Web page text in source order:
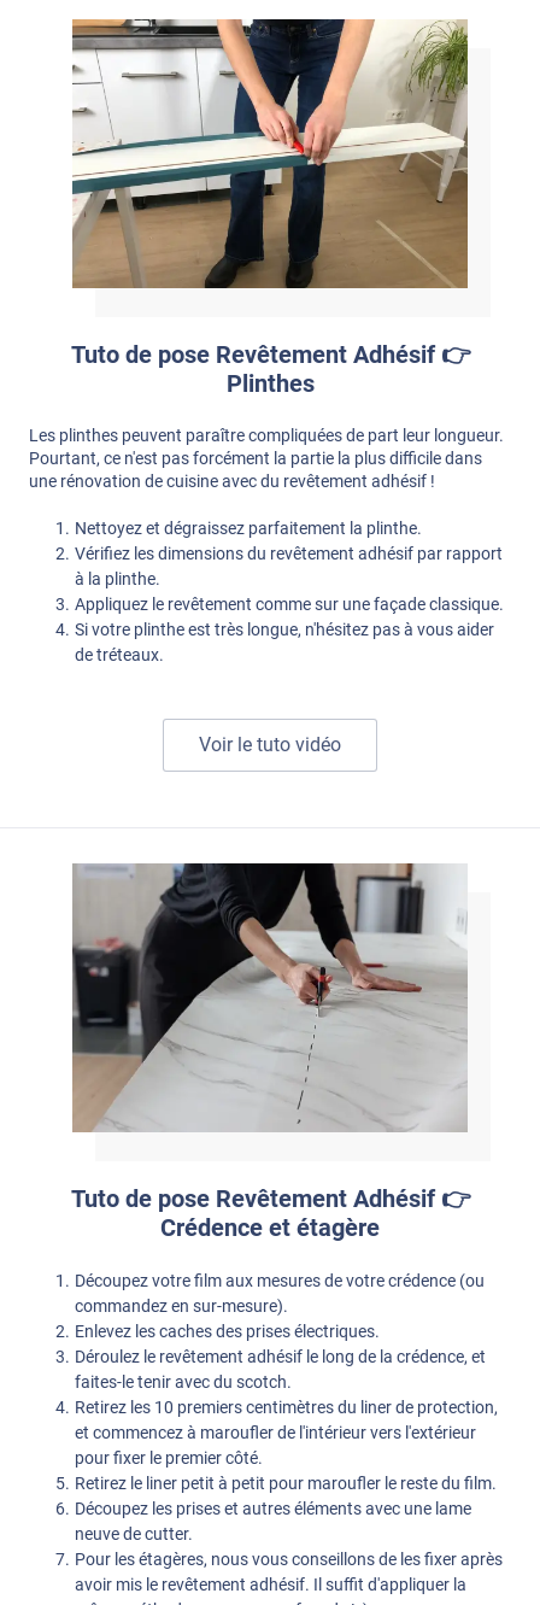
Tuto de pose Revêtement Adhésif 👉
Plinthes
Les plinthes peuvent paraître compliquées de part leur longueur.
Pourtant, ce n'est pas forcément la partie la plus difficile dans
une rénovation de cuisine avec du revêtement adhésif !
Nettoyez et dégraissez parfaitement la plinthe.
Vérifiez les dimensions du revêtement adhésif par rapport
à la plinthe.
Appliquez le revêtement comme sur une façade classique.
Si votre plinthe est très longue, n'hésitez pas à vous aider
de tréteaux.
Voir le tuto vidéo
Tuto de pose Revêtement Adhésif 👉
Crédence et étagère
Découpez votre film aux mesures de votre crédence (ou
commandez en sur-mesure).
Enlevez les caches des prises électriques.
Déroulez le revêtement adhésif le long de la crédence, et
faites-le tenir avec du scotch.
Retirez les 10 premiers centimètres du liner de protection,
et commencez à maroufler de l'intérieur vers l'extérieur
pour fixer le premier côté.
Retirez le liner petit à petit pour maroufler le reste du film.
Découpez les prises et autres éléments avec une lame
neuve de cutter.
Pour les étagères, nous vous conseillons de les fixer après
avoir mis le revêtement adhésif. Il suffit d'appliquer la